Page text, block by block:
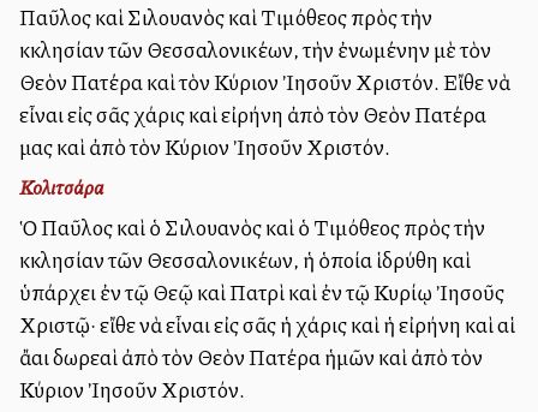
Παῦλος καὶ Σιλουανὸς καὶ Τιμόθεος πρὸς τὴν
Ἐκκλησίαν τῶν Θεσσαλονικέων, τὴν ἐνωμένην μὲ τὸν
Θεὸν Πατέρα καὶ τὸν Κύριον Ἰησοῦν Χριστόν. Εἴθε νὰ
εἶναι εἰς σᾶς χάρις καὶ εἰρήνη ἀπὸ τὸν Θεὸν Πατέρα
μας καὶ ἀπὸ τὸν Κύριον Ἰησοῦν Χριστόν.
Κολιτσάρα
Ὁ Παῦλος καὶ ὁ Σιλουανὸς καὶ ὁ Τιμόθεος πρὸς τὴν
Ἐκκλησίαν τῶν Θεσσαλονικέων, ἡ ὁποία ἱδρύθη καὶ
ὑπάρχει ἐν τῷ Θεῷ καὶ Πατρὶ καὶ ἐν τῷ Κυρίῳ Ἰησοῦς
Χριστῷ· εἴθε νὰ εἶναι εἰς σᾶς ἡ χάρις καὶ ἡ εἰρήνη καὶ αἱ
ἄλλαι δωρεαὶ ἀπὸ τὸν Θεὸν Πατέρα ἡμῶν καὶ ἀπὸ τὸν
Κύριον Ἰησοῦν Χριστόν.